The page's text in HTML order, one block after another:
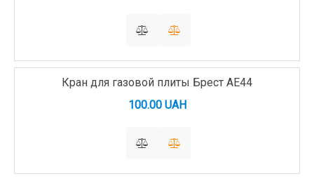
Кран для газовой плиты Брест AE44
100.00 UAH